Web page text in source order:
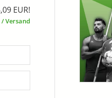
EUR!
Versand